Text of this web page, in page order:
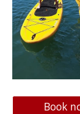
Book